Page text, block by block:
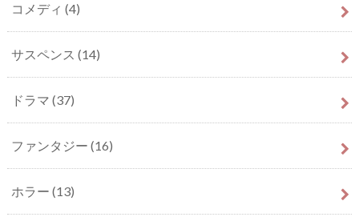
コメディ (4)
サスペンス (14)
ドラマ (37)
ファンタジー (16)
ホラー (13)